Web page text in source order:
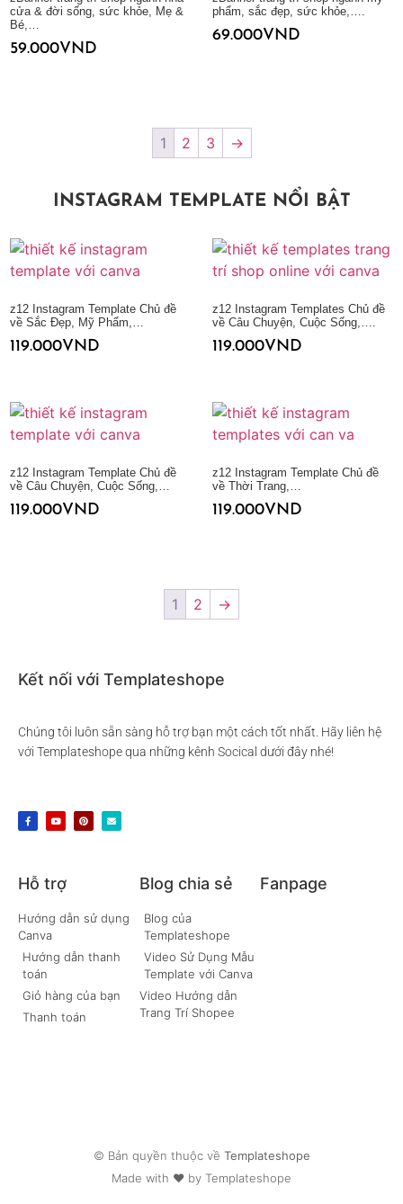
cửa & đời sống, sức khỏe, Mẹ &
Bé,…
59.000VND
phẩm, sắc đẹp, sức khỏe,….
69.000VND
1 2 3 →
INSTAGRAM TEMPLATE NỔI BẬT
z12 Instagram Template Chủ đề
về Sắc Đẹp, Mỹ Phẩm,…
119.000VND
z12 Instagram Templates Chủ đề
về Câu Chuyện, Cuộc Sống,….
119.000VND
z12 Instagram Template Chủ đề
về Câu Chuyện, Cuộc Sống,…
119.000VND
z12 Instagram Template Chủ đề
về Thời Trang,…
119.000VND
1 2 →
Kết nối với Templateshope
Chúng tôi luôn sẵn sàng hỗ trợ bạn một cách tốt nhất. Hãy liên hệ
với Templateshope qua những kênh Socical dưới đây nhé!
Hỗ trợ
Hướng dẫn sử dụng
Canva
Hướng dẫn thanh
toán
Giỏ hàng của bạn
Thanh toán
Blog chia sẻ
Blog của
Templateshope
Video Sử Dụng Mẫu
Template với Canva
Video Hướng dẫn
Trang Trí Shopee
Fanpage
© Bản quyền thuộc về Templateshope
Made with ❤ by Templateshope